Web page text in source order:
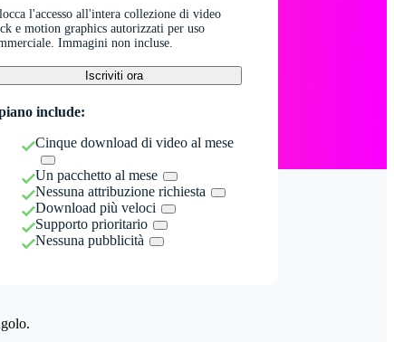
l'accesso all'intera collezione di video
e motion graphics autorizzati per uso
Immagini non incluse.
Iscriviti ora
include:
Cinque download di video al mese
Un pacchetto al mese
Nessuna attribuzione richiesta
Download più veloci
Supporto prioritario
Nessuna pubblicità